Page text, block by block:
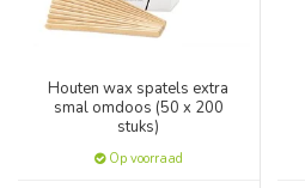
Houten wax spatels extra
smal omdoos (50 x 200
stuks)
Op voorraad